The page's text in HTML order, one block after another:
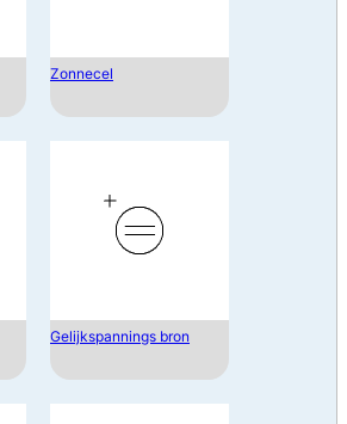
Zonnecel
Gelijkspannings bron